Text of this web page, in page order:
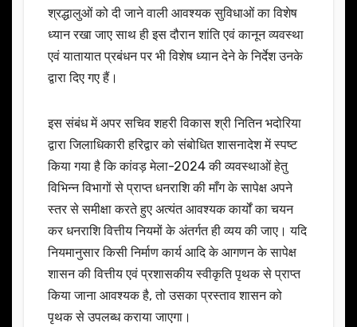
श्रद्धालुओं को दी जाने वाली आवश्यक सुविधाओं का विशेष
ध्यान रखा जाए साथ ही इस दौरान शांति एवं कानून व्यवस्था
एवं यातायात प्रबंधन पर भी विशेष ध्यान देने के निर्देश उनके
द्वारा दिए गए हैं।
इस संबंध में अपर सचिव शहरी विकास श्री नितिन भदोरिया
द्वारा जिलाधिकारी हरिद्वार को संबोधित शासनादेश में स्पष्ट
किया गया है कि कांवड़ मेला-2024 की व्यवस्थाओं हेतु
विभिन्न विभागों से प्राप्त धनराशि की माँग के सापेक्ष अपने
स्तर से समीक्षा करते हुए अत्यंत आवश्यक कार्यों का चयन
कर धनराशि वित्तीय नियमों के अंतर्गत ही व्यय की जाए। यदि
नियमानुसार किसी निर्माण कार्य आदि के आगणन के सापेक्ष
शासन की वित्तीय एवं प्रशासकीय स्वीकृति पृथक से प्राप्त
किया जाना आवश्यक है, तो उसका प्रस्ताव शासन को
पृथक से उपलब्ध कराया जाएगा।